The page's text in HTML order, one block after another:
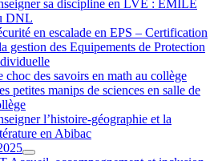
sa discipline en LVE : EMILE
DNL
en escalade en EPS – Certification
gestion des Equipements de Protection
choc des savoirs en math au collège
petites manips de sciences en salle de
l’histoire-géographie et la
en Abibac